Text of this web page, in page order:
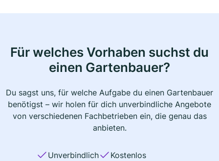
Für welches Vorhaben suchst du
einen Gartenbauer?
Du sagst uns, für welche Aufgabe du einen Gartenbauer
benötigst – wir holen für dich unverbindliche Angebote
von verschiedenen Fachbetrieben ein, die genau das
anbieten.
Unverbindlich
Kostenlos